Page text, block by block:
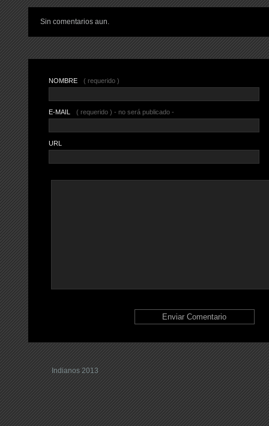
Sin comentarios aun.
NOMBRE ( requerido )
E-MAIL ( requerido ) - no será publicado -
URL
Indianos 2013